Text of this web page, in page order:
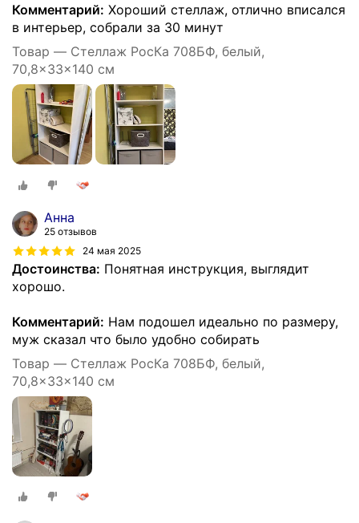
Комментарий: Хороший стеллаж, отлично вписался
в интерьер, собрали за 30 минут
Товар — Стеллаж РосКа 708БФ, белый,
70,8x33x140 см
Анна
25 отзывов
24 мая 2025
Достоинства: Понятная инструкция, выглядит
хорошо.
Комментарий: Нам подошел идеально по размеру,
муж сказал что было удобно собирать
Товар — Стеллаж РосКа 708БФ, белый,
70,8x33x140 см